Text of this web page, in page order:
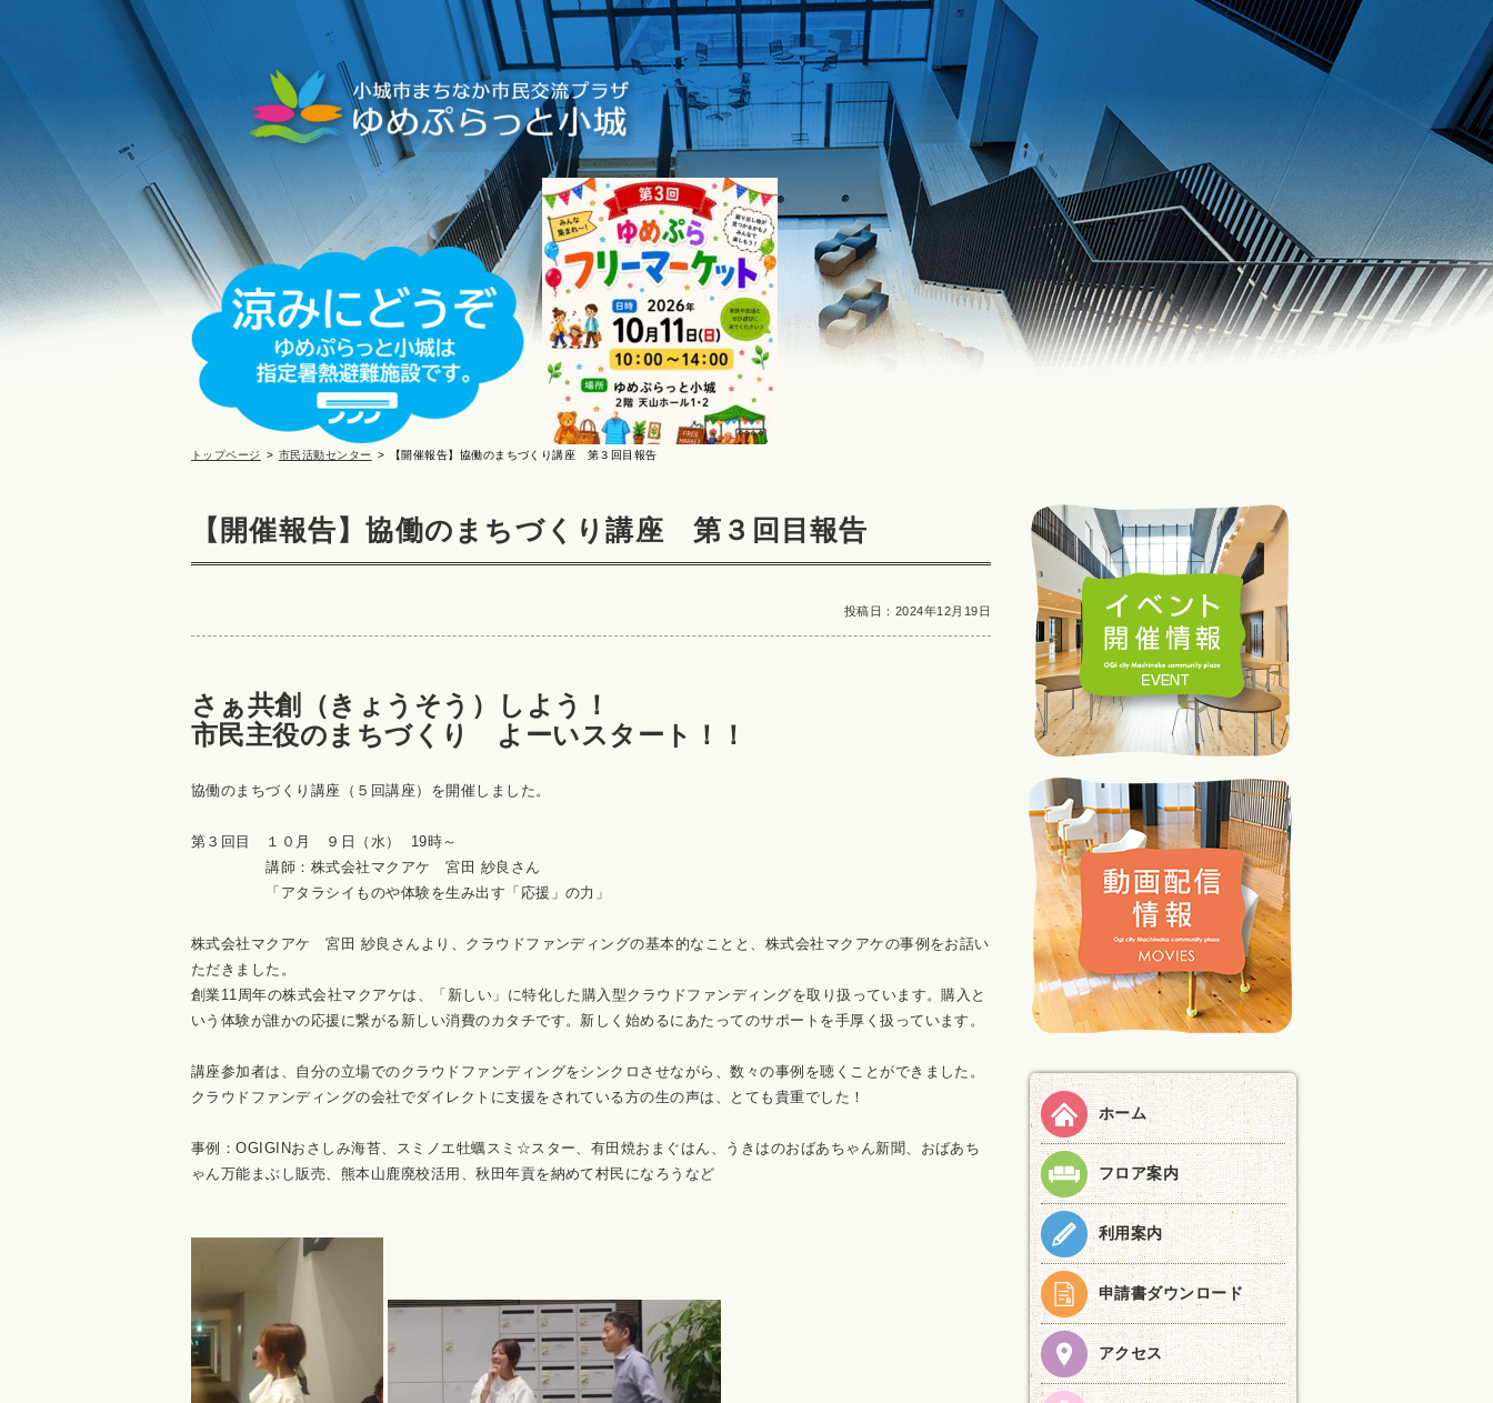
トップページ 市民活動センター 【開催報告】協働のまちづくり講座 第３回目報告
【開催報告】協働のまちづくり講座 第３回目報告
投稿日：2024年12月19日
さぁ共創（きょうそう）しよう！
市民主役のまちづくり よーいスタート！！
協働のまちづくり講座（５回講座）を開催しました。
第３回目 １０月 ９日（水） 19時～
講師：株式会社マクアケ 宮田 紗良さん
「アタラシイものや体験を生み出す「応援」の力」
株式会社マクアケ 宮田 紗良さんより、クラウドファンディングの基本的なことと、株式会社マクアケの事例をお話い
ただきました。
創業11周年の株式会社マクアケは、「新しい」に特化した購入型クラウドファンディングを取り扱っています。購入と
いう体験が誰かの応援に繋がる新しい消費のカタチです。新しく始めるにあたってのサポートを手厚く扱っています。
講座参加者は、自分の立場でのクラウドファンディングをシンクロさせながら、数々の事例を聴くことができました。
クラウドファンディングの会社でダイレクトに支援をされている方の生の声は、とても貴重でした！
事例：OGIGINおさしみ海苔、スミノエ牡蠣スミ☆スター、有田焼おまぐはん、うきはのおばあちゃん新聞、おばあち
ゃん万能まぶし販売、熊本山鹿廃校活用、秋田年貢を納めて村民になろうなど
ホーム
フロア案内
利用案内
申請書ダウンロード
アクセス